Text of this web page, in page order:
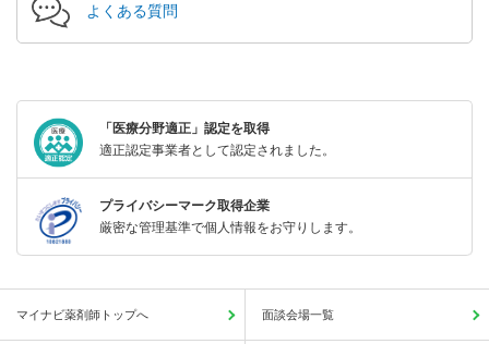
よくある質問
「医療分野適正」認定を取得
適正認定事業者として認定されました。
プライバシーマーク取得企業
厳密な管理基準で個人情報をお守りします。
マイナビ薬剤師トップへ 面談会場一覧